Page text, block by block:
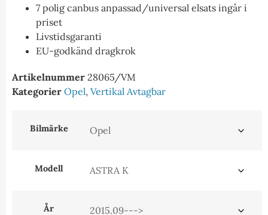
7 polig canbus anpassad/universal elsats ingår i
priset
Livstidsgaranti
EU-godkänd dragkrok
Artikelnummer 28065/VM
Kategorier Opel, Vertikal Avtagbar
Bilmärke
Modell
År